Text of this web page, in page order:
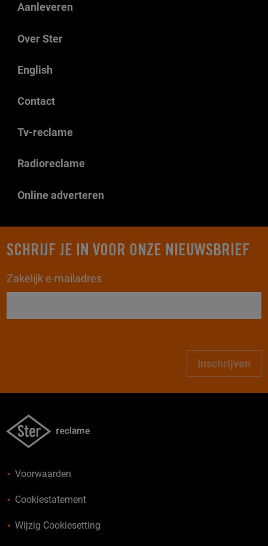
Aanleveren
Over Ster
English
Contact
Tv-reclame
Radioreclame
Online adverteren
SCHRIJF JE IN VOOR ONZE NIEUWSBRIEF
Zakelijk e-mailadres
Inschrijven
Voorwaarden
Cookiestatement
Wijzig Cookiesetting